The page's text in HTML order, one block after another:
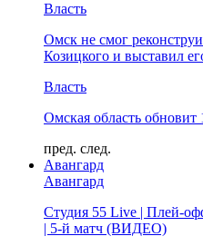
Власть
Омск не смог
Козицкого и выставил
Власть
Омская область обновит
пред. след.
Авангард
Авангард
Студия 55 Live | Плей-
| 5-й матч (ВИДЕО)